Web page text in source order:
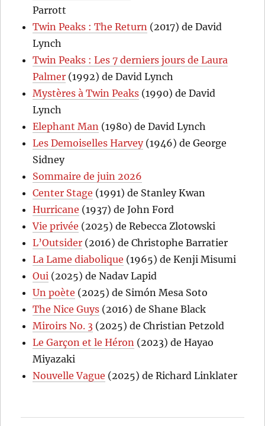
Parrott
Twin Peaks : The Return (2017) de David
Lynch
Twin Peaks : Les 7 derniers jours de Laura
Palmer (1992) de David Lynch
Mystères à Twin Peaks (1990) de David
Lynch
Elephant Man (1980) de David Lynch
Les Demoiselles Harvey(1946) de George
Sidney
Sommaire de juin 2026
Center Stage (1991) de Stanley Kwan
Hurricane (1937) de John Ford
Vie privée (2025) de Rebecca Zlotowski
L’Outsider (2016) de Christophe Barratier
La Lame diabolique (1965) de Kenji Misumi
Oui (2025) de Nadav Lapid
Un poète (2025) de Simón Mesa Soto
The Nice Guys (2016) de Shane Black
Miroirs No. 3 (2025) de Christian Petzold
Le Garçon et le Héron (2023) de Hayao
Miyazaki
Nouvelle Vague (2025) de Richard Linklater